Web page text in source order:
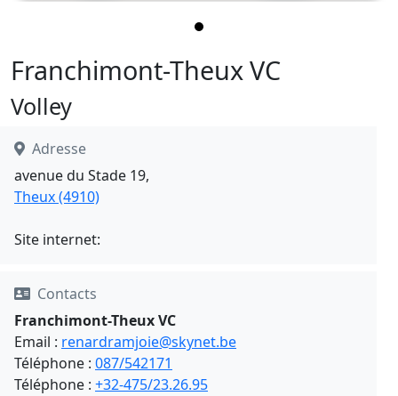
Franchimont-Theux VC
Volley
Adresse
avenue du Stade 19,
Theux (4910)
Site internet:
Contacts
Franchimont-Theux VC
Email : renardramjoie@skynet.be
Téléphone : 087/542171
Téléphone : +32-475/23.26.95